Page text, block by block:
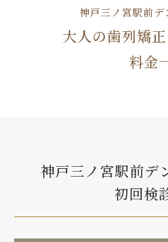
神戸三ノ宮駅前デ
大人の歯列矯
料金
神戸三ノ宮駅前デ
初回検